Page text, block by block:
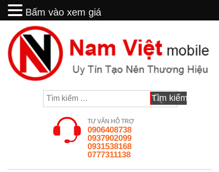
content
TƯ VẤN HỖ TRỢ
0906408738
0937902099
0931538168
0777311138
Bấm vào xem giá
Bấm vào xem giá